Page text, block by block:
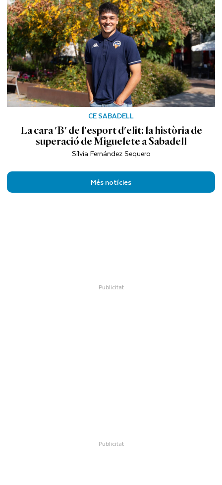
CE SABADELL
La cara 'B' de l'esport d'elit: la història de
superació de Miguelete a Sabadell
Sílvia Fernández Sequero
Més notícies